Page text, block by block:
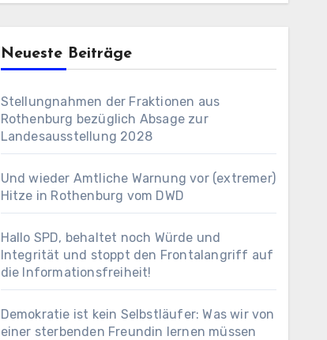
Neueste Beiträge
Stellungnahmen der Fraktionen aus
Rothenburg bezüglich Absage zur
Landesausstellung 2028
Und wieder Amtliche Warnung vor (extremer)
Hitze in Rothenburg vom DWD
Hallo SPD, behaltet noch Würde und
Integrität und stoppt den Frontalangriff auf
die Informationsfreiheit!
Demokratie ist kein Selbstläufer: Was wir von
einer sterbenden Freundin lernen müssen